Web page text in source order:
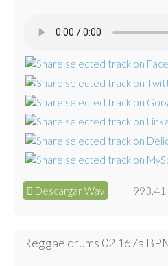
Descargar Wav 993.41
Reggae drums 02 167a